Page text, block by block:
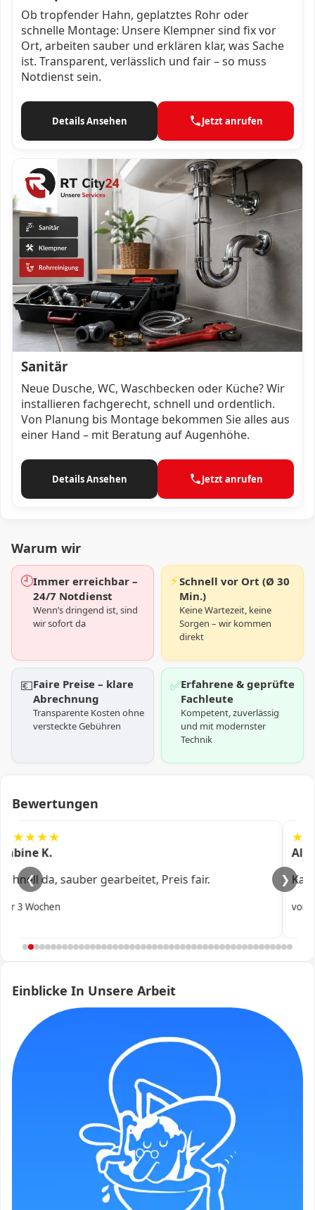
Ob tropfender Hahn, geplatztes Rohr oder
schnelle Montage: Unsere Klempner sind fix vor
Ort, arbeiten sauber und erklären klar, was Sache
ist. Transparent, verlässlich und fair – so muss
Notdienst sein.
Details Ansehen Jetzt anrufen
Sanitär
Neue Dusche, WC, Waschbecken oder Küche? Wir
installieren fachgerecht, schnell und ordentlich.
Von Planung bis Montage bekommen Sie alles aus
einer Hand – mit Beratung auf Augenhöhe.
Details Ansehen Jetzt anrufen
Warum wir
🕘Immer erreichbar –
24/7 Notdienst
Wenn’s dringend ist, sind
wir sofort da
⚡Schnell vor Ort (Ø 30
Min.)
Keine Wartezeit, keine
Sorgen – wir kommen
direkt
💶Faire Preise – klare
Abrechnung
Transparente Kosten ohne
versteckte Gebühren
✅Erfahrene & geprüfte
Fachleute
Kompetent, zuverlässig
und mit modernster
Technik
Bewertungen
★★★★★
Ali R.
Kam fix, alles professionell erledigt.
vor 1 Monat
❮ ❯
Einblicke In Unsere Arbeit